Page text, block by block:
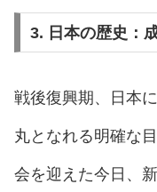
3. 日本の歴史：
戦後復興期、日本
丸となれる明確な
会を迎えた今日、